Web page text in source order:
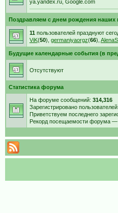
ya.yandex.ru, Google.com
Поздравляем с днем рождения наших
11 пользователей празднуют
ViK(50), germaniyaorgz(66),
Будущие календарные события (в
Отсутствуют
Статистика форума
На форуме сообщений: 314,316
Зарегистрировано пользователей:
Приветствуем последнего
Рекорд посещаемости форума —